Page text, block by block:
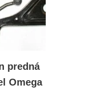
predná
Omega